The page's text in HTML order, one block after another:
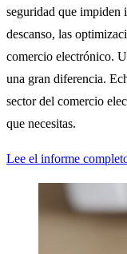
seguridad que impiden
descanso, las
comercio electrónico.
una gran diferencia.
sector del comercio
que necesitas.
Lee el informe